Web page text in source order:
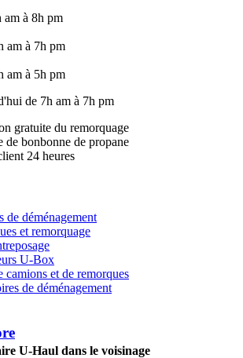
am à 8h pm
am à 7h pm
am à 5h pm
de 7h am à 7h pm
gratuite du remorquage
de bonbonne de propane
24 heures
de déménagement
et remorquage
U-Box
camions et de remorques
de déménagement
U-Haul dans le voisinage